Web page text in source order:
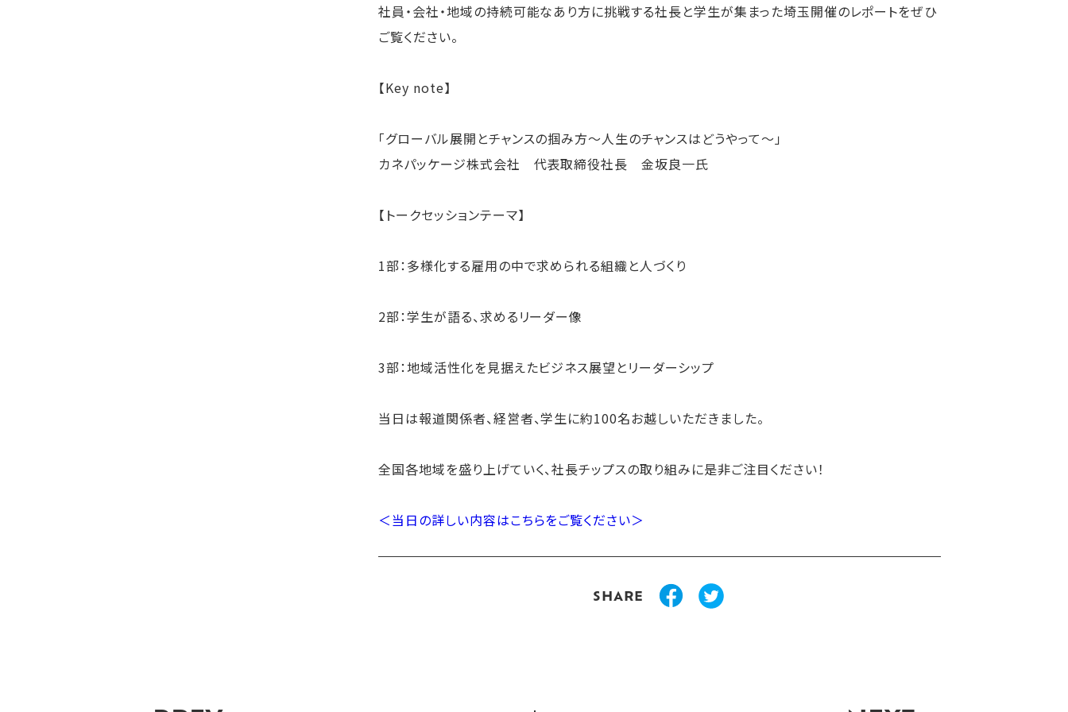
社員・会社・地域の持続可能なあり方に挑戦する社長と学生が集まった埼玉開催のレポートをぜひ
ご覧ください。
【Key note】
「グローバル展開とチャンスの掴み方～人生のチャンスはどうやって～」
カネパッケージ株式会社 代表取締役社長 金坂良一氏
【トークセッションテーマ】
1部：多様化する雇用の中で求められる組織と人づくり
2部：学生が語る、求めるリーダー像
3部：地域活性化を見据えたビジネス展望とリーダーシップ
当日は報道関係者、経営者、学生に約100名お越しいただきました。
全国各地域を盛り上げていく、社長チップスの取り組みに是非ご注目ください！
＜当日の詳しい内容はこちらをご覧ください＞
SHARE